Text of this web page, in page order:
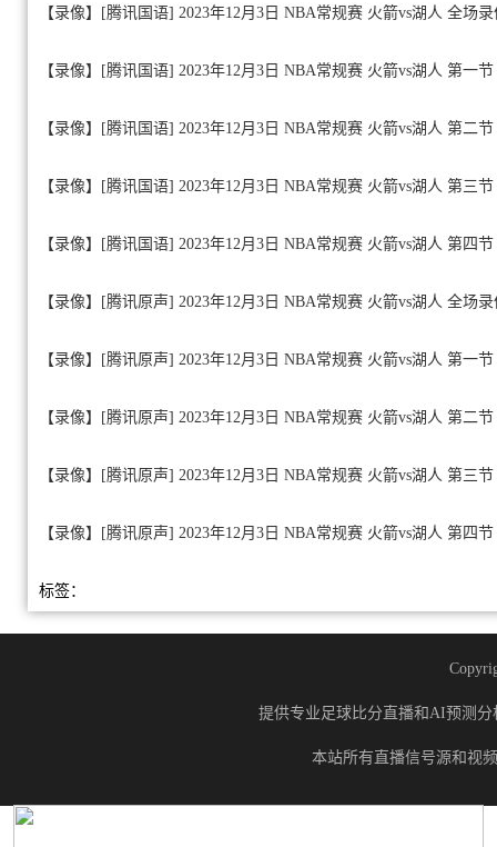
【录像】[腾讯国语] 2023年12月3日 NBA常规赛 火箭vs湖人 全场
【录像】[腾讯国语] 2023年12月3日 NBA常规赛 火箭vs湖人 第一
【录像】[腾讯国语] 2023年12月3日 NBA常规赛 火箭vs湖人 第二
【录像】[腾讯国语] 2023年12月3日 NBA常规赛 火箭vs湖人 第三
【录像】[腾讯国语] 2023年12月3日 NBA常规赛 火箭vs湖人 第四
【录像】[腾讯原声] 2023年12月3日 NBA常规赛 火箭vs湖人 全场
【录像】[腾讯原声] 2023年12月3日 NBA常规赛 火箭vs湖人 第一
【录像】[腾讯原声] 2023年12月3日 NBA常规赛 火箭vs湖人 第二
【录像】[腾讯原声] 2023年12月3日 NBA常规赛 火箭vs湖人 第三
【录像】[腾讯原声] 2023年12月3日 NBA常规赛 火箭vs湖人 第四
标签：
提供专业足球比分直播和AI预测
本站所有直播信号源和视